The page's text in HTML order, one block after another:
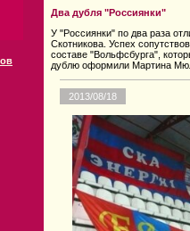
Два дубля "Россиянки"
У "Россиянки" по два раза
Скотникова. Успех
составе "Вольфсбурга",
дублю оформили Мартина
2013/08/18